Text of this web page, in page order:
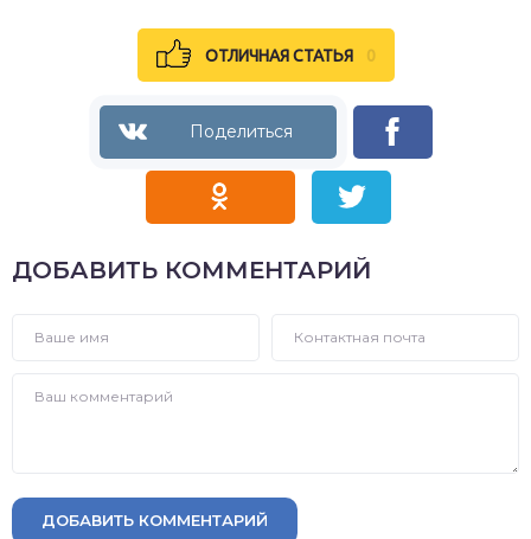
ОТЛИЧНАЯ СТАТЬЯ 0
ДОБАВИТЬ КОММЕНТАРИЙ
ДОБАВИТЬ КОММЕНТАРИЙ